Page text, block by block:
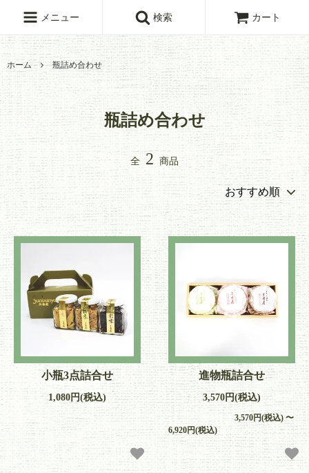
メニュー 検索 カート
ホーム 瓶詰め合わせ
瓶詰め合わせ
全 2 商品
小瓶3点詰合せ
1,080円(税込)
進物瓶詰合せ
3,570円(税込)
3,570円(税込) 〜
6,920円(税込)